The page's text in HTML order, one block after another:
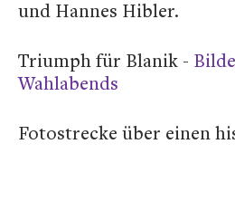
und Hannes Hibler.
Triumph für Blanik -
Wahlabends
Fotostrecke über einen